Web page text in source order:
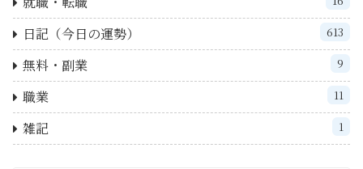
日記（今日の運勢） 613
無料・副業 9
職業 11
雑記 1